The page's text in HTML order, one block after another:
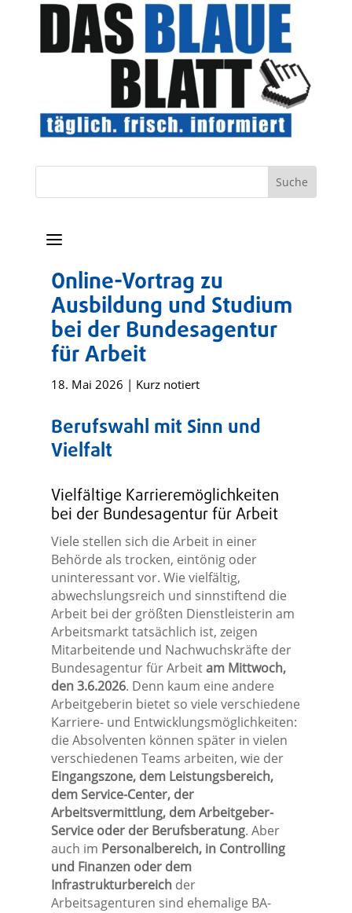
a
Online-Vortrag zu
Ausbildung und Studium
bei der Bundesagentur
für Arbeit
18. Mai 2026 | Kurz notiert
Berufswahl mit Sinn und
Vielfalt
Vielfältige Karrieremöglichkeiten
bei der Bundesagentur für Arbeit
Viele stellen sich die Arbeit in einer
Behörde als trocken, eintönig oder
uninteressant vor. Wie vielfältig,
abwechslungsreich und sinnstiftend die
Arbeit bei der größten Dienstleisterin am
Arbeitsmarkt tatsächlich ist, zeigen
Mitarbeitende und Nachwuchskräfte der
Bundesagentur für Arbeitam Mittwoch,
den 3.6.2026. Denn kaum eine andere
Arbeitgeberin bietet so viele verschiedene
Karriere- und Entwicklungsmöglichkeiten:
die Absolventen können später in vielen
verschiedenen Teams arbeiten, wie der
Eingangszone, dem Leistungsbereich,
dem Service-Center, der
Arbeitsvermittlung, dem Arbeitgeber-
Service oder der Berufsberatung. Aber
auch im Personalbereich, in Controlling
und Finanzen oder dem
Infrastrukturbereichder
Arbeitsagenturen sind ehemalige BA-